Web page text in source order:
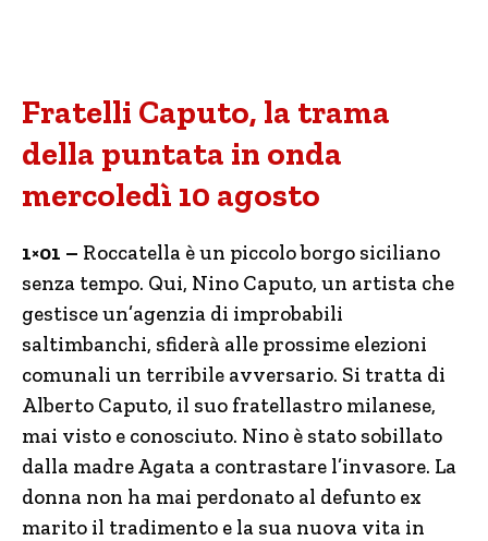
Fratelli Caputo, la trama
della puntata in onda
mercoledì 10 agosto
1×01 – Roccatella è un piccolo borgo siciliano
senza tempo. Qui, Nino Caputo, un artista che
gestisce un’agenzia di improbabili
saltimbanchi, sfiderà alle prossime elezioni
comunali un terribile avversario. Si tratta di
Alberto Caputo, il suo fratellastro milanese,
mai visto e conosciuto. Nino è stato sobillato
dalla madre Agata a contrastare l’invasore. La
donna non ha mai perdonato al defunto ex
marito il tradimento e la sua nuova vita in